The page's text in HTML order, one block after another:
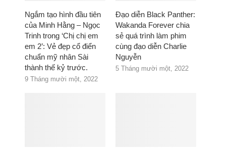
Ngắm tạo hình đầu tiên
của Minh Hằng – Ngọc
Trinh trong ‘Chị chị em
em 2’: Vẻ đẹp cổ điển
chuẩn mỹ nhân Sài
thành thế kỷ trước.
9 Tháng mười một, 2022
Đạo diễn Black Panther:
Wakanda Forever chia
sẻ quá trình làm phim
cùng đạo diễn Charlie
Nguyễn
5 Tháng mười một, 2022